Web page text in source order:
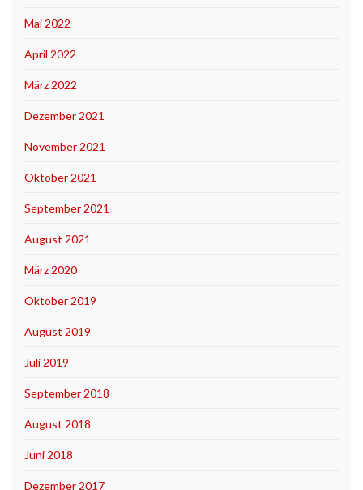
Mai 2022
April 2022
März 2022
Dezember 2021
November 2021
Oktober 2021
September 2021
August 2021
März 2020
Oktober 2019
August 2019
Juli 2019
September 2018
August 2018
Juni 2018
Dezember 2017